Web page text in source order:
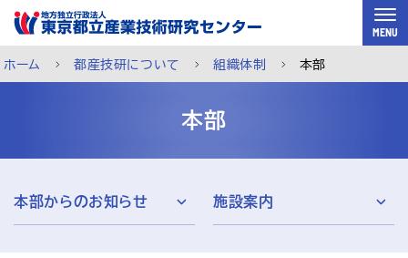
スキップして本文へ
MENU
ホーム 都産技研について 組織体制 本部
本部
本部からのお知らせ 施設案内